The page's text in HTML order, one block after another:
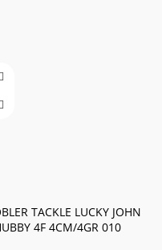
TACKLE LUCKY JOHN
4F 4CM/4GR 010